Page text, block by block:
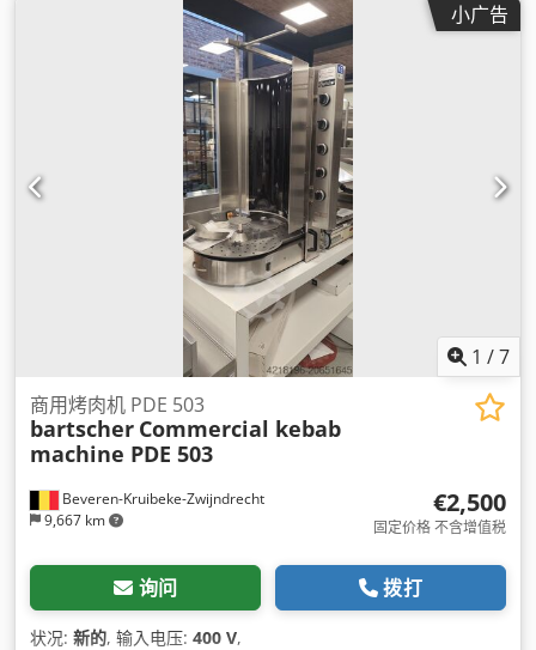
小广告
1 /7
Beveren-Kruibeke-Zwijndrecht
9,667 km
商用烤肉机 PDE 503
bartscher Commercial kebab
machine PDE 503
€2,500
固定价格 不含增值税
询问 拨打
状况: 新的, 输入电压: 400 V,